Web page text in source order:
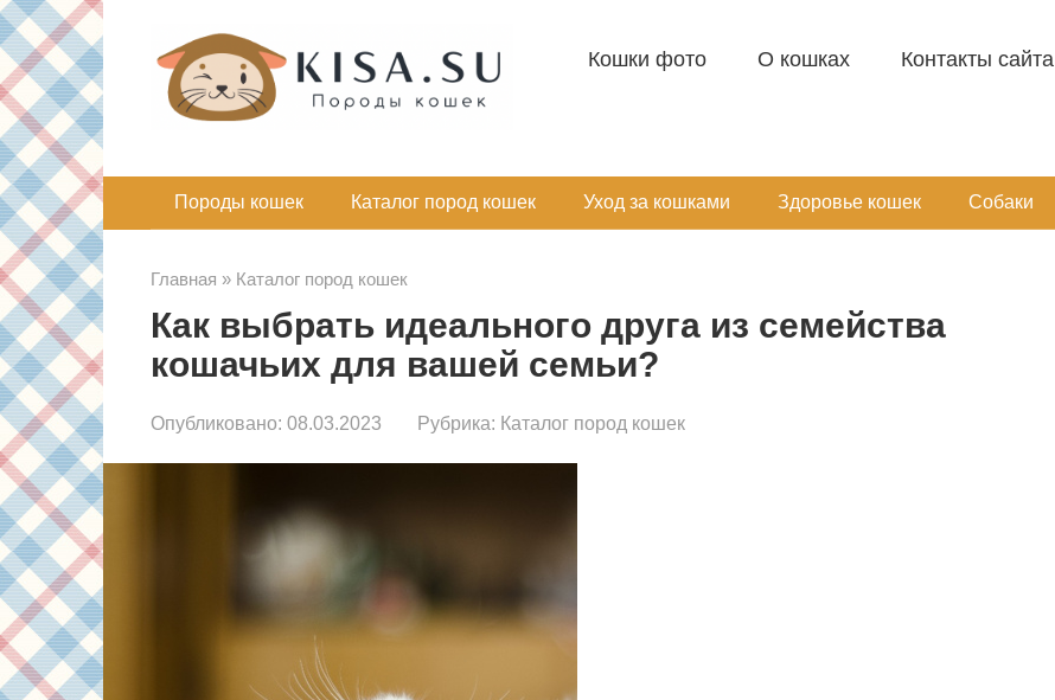
Перейти
к
контенту
Кошки фото О кошках Контакты сайта
Породы кошек Каталог пород кошек Уход за кошками Здоровье кошек Собаки
Главная » Каталог пород кошек
Как выбрать идеального друга из семейства
кошачьих для вашей семьи?
Опубликовано: 08.03.2023 Рубрика: Каталог пород кошек